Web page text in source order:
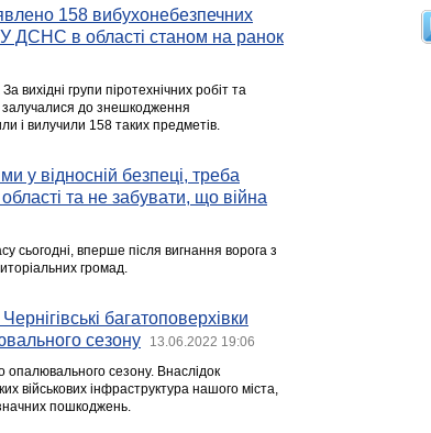
158 вибухонебезпечних
ДСНС в області станом на ранок
вихідні групи піротехнічних робіт та
до знешкодження
і вилучили 158 таких предметів.
у відносній безпеці, треба
та не забувати, що війна
сьогодні, вперше після вигнання ворога з
громад.
багатоповерхівки
сезону
13.06.2022 19:06
опалювального сезону. Внаслідок
військових інфраструктура нашого міста,
пошкоджень.